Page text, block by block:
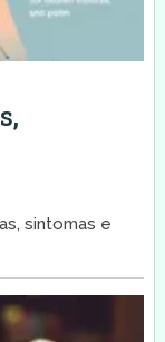
sintomas e